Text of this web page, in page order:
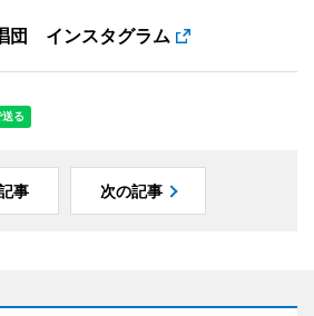
団 インスタグラム
事 次の記事